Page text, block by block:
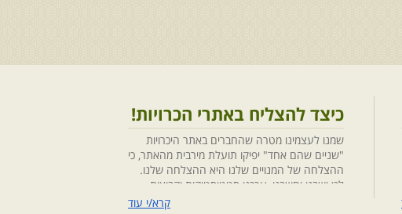
כיצד להצליח באתרי הכרויות!
שמנו לעצמינו מטרה שהחברים באתר היכרויות
"שניים שהם אחד" יפיקו תועלת מירבית מהאתר, כי
ההצלחה של המנויים שלנו היא ההצלחה שלנו.
לכן ישבנו וחשבנו ,ערכנו סטטיסטיקות וקבוצות
מיקוד, בחנו התנהגויות ומגמות והמסקנה החדקרא/י עוד